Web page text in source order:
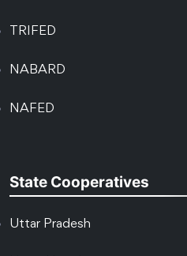
TRIFED
NABARD
NAFED
State Cooperatives
Uttar Pradesh